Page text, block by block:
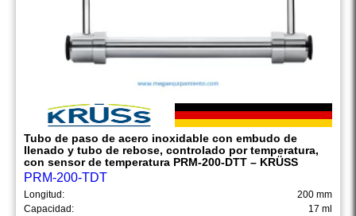
Tubo de paso de acero inoxidable con embudo de
llenado y tubo de rebose, controlado por temperatura,
con sensor de temperatura PRM-200-DTT – KRÜSS
PRM-200-TDT
Longitud:
200 mm
Capacidad:
17 ml